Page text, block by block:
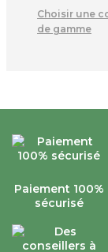
Choisir une
de gamme
Paiement 100%
sécurisé